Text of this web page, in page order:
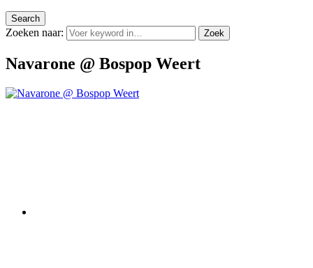
Search
Zoeken naar: Zoek
Navarone @ Bospop Weert